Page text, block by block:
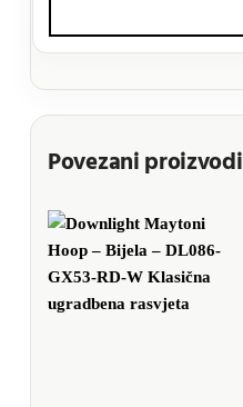
Povezani proizvodi